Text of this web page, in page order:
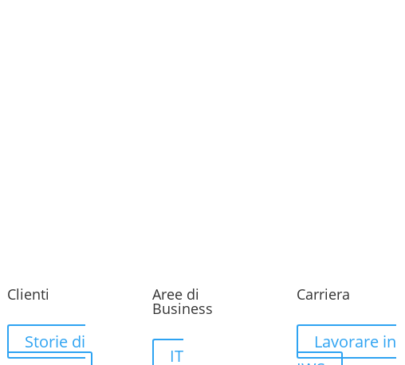
Clienti
Storie di
Aree di
Business
IT
Carriera
Lavorare in